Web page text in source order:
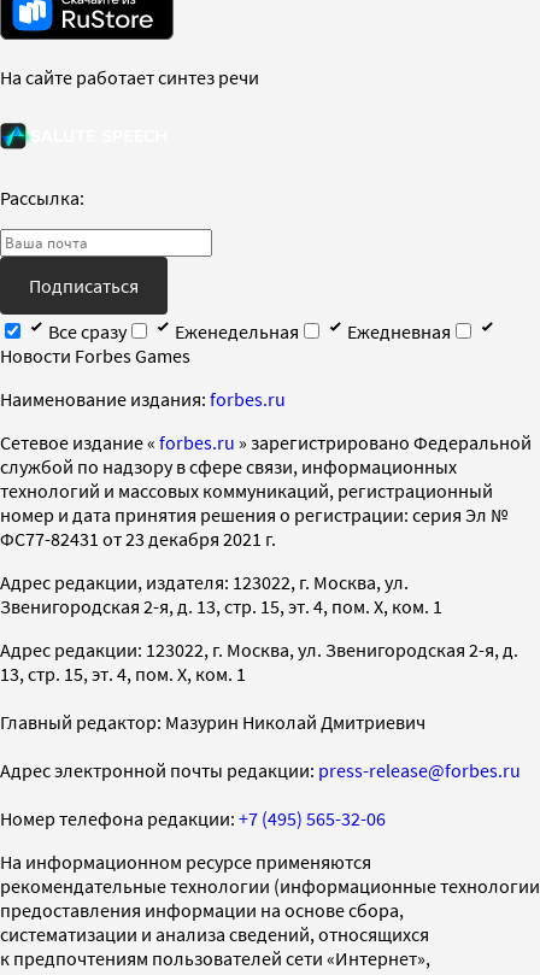
На сайте работает синтез речи
Рассылка:
Подписаться
Все сразу
Еженедельная
Ежедневная
Новости Forbes Games
Наименование издания: forbes.ru
Cетевое издание « forbes.ru » зарегистрировано Федеральной
службой по надзору в сфере связи, информационных
технологий и массовых коммуникаций, регистрационный
номер и дата принятия решения о регистрации: серия Эл №
ФС77-82431 от 23 декабря 2021 г.
Адрес редакции, издателя: 123022, г. Москва, ул.
Звенигородская 2-я, д. 13, стр. 15, эт. 4, пом. X, ком. 1
Адрес редакции: 123022, г. Москва, ул. Звенигородская 2-я, д.
13, стр. 15, эт. 4, пом. X, ком. 1
Главный редактор: Мазурин Николай Дмитриевич
Адрес электронной почты редакции: press-release@forbes.ru
Номер телефона редакции: +7 (495) 565-32-06
На информационном ресурсе применяются
рекомендательные технологии (информационные технологии
предоставления информации на основе сбора,
систематизации и анализа сведений, относящихся
к предпочтениям пользователей сети «Интернет»,